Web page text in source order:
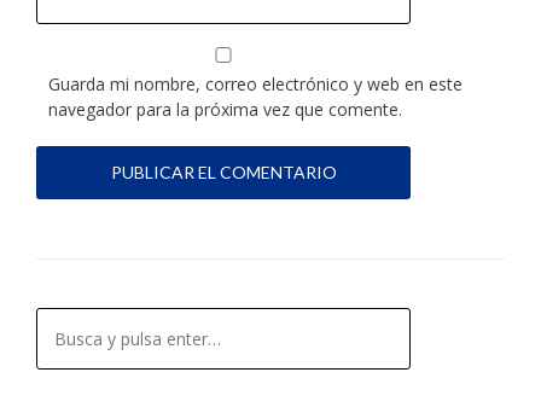
Guarda mi nombre, correo electrónico y web en este
navegador para la próxima vez que comente.